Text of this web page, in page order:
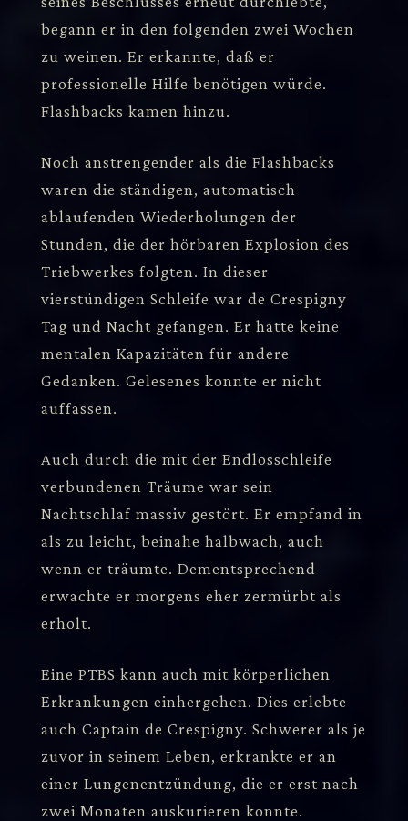
begann er in den folgenden zwei Wochen
zu weinen. Er erkannte, daß er
professionelle Hilfe benötigen würde.
Flashbacks kamen hinzu.
Noch anstrengender als die Flashbacks
waren die ständigen, automatisch
ablaufenden Wiederholungen der
Stunden, die der hörbaren Explosion des
Triebwerkes folgten. In dieser
vierstündigen Schleife war de Crespigny
Tag und Nacht gefangen. Er hatte keine
mentalen Kapazitäten für andere
Gedanken. Gelesenes konnte er nicht
auffassen.
Auch durch die mit der Endlosschleife
verbundenen Träume war sein
Nachtschlaf massiv gestört. Er empfand in
als zu leicht, beinahe halbwach, auch
wenn er träumte. Dementsprechend
erwachte er morgens eher zermürbt als
erholt.
Eine PTBS kann auch mit körperlichen
Erkrankungen einhergehen. Dies erlebte
auch Captain de Crespigny. Schwerer als je
zuvor in seinem Leben, erkrankte er an
einer Lungenentzündung, die er erst nach
zwei Monaten auskurieren konnte.